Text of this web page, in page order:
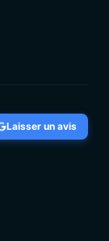
Laisser un avis